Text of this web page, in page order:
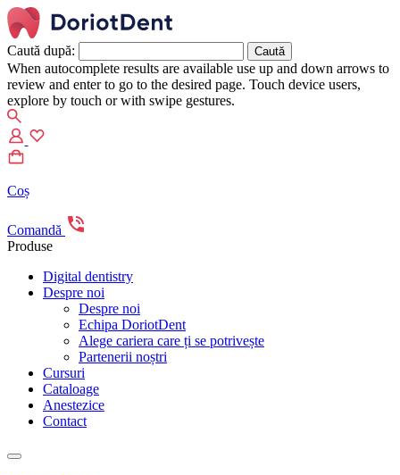
Caută după:
When autocomplete results are available use up and down arrows to
review and enter to go to the desired page. Touch device users,
explore by touch or with swipe gestures.
Coș
Comandă
Produse
Digital dentistry
Despre noi
Despre noi
Echipa DoriotDent
Alege cariera care ți se potrivește
Partenerii noștri
Cursuri
Cataloage
Anestezice
Contact